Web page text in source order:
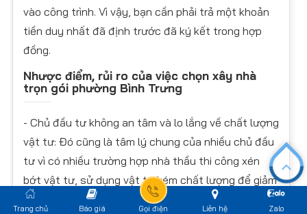
vào công trình. Vì vậy, bạn cần phải trả một khoản
tiền duy nhất đã định trước đã ký kết trong hợp
đồng.
Nhược điểm, rủi ro của việc chọn xây nhà
trọn gói phường Bình Trưng
- Chủ đầu tư không an tâm và lo lắng về chất lượng
vật tư: Đó cũng là tâm lý chung của nhiều chủ đầu
tư vì có nhiều trường hợp nhà thầu thi công xén
bớt vật tư, sử dụng vật tư kém chất lượng để giảm
thiệu chi phí thi công xây dựng. Vì vậy việc lựa chọn
Trang chủ Báo giá Gọi điện Liên hệ Zalo